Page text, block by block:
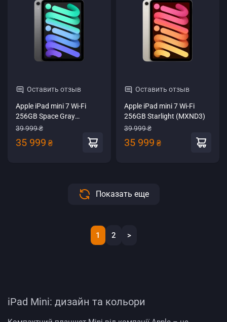
Оставить отзыв
Apple iPad mini 7 Wi-Fi
256GB Space Gray
(MXNA3)
39 999 ₴
35 999 ₴
Оставить отзыв
Apple iPad mini 7 Wi-Fi
256GB Starlight (MXND3)
39 999 ₴
35 999 ₴
Показать еще
1 2 >
iPad Mini: дизайн та кольори